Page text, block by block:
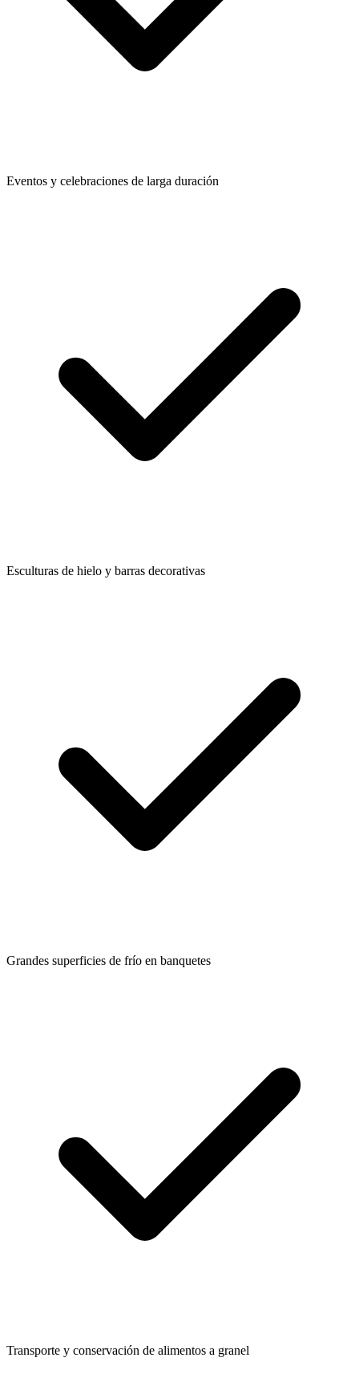
Eventos y celebraciones de larga duración
Esculturas de hielo y barras decorativas
Grandes superficies de frío en banquetes
Transporte y conservación de alimentos a granel